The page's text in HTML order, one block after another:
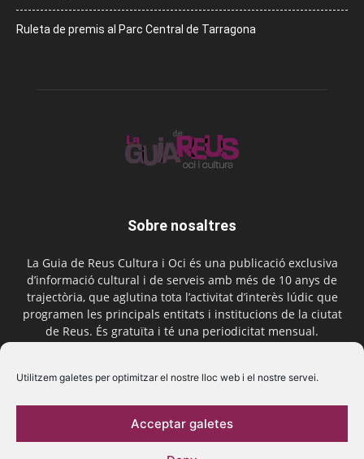
Utilitzem galetes per optimitzar el nostre lloc web i el nostre servei.
Acceptar galetes
Ruleta de premis al Parc Central de Tarragona
Sobre nosaltres
La Guia de Reus Cultura i Oci és una publicació exclusiva
d’informació cultural i de serveis amb més de 10 anys de
trajectòria, que aglutina tota l’activitat d’interès lúdic que
programen les principals entitats i institucions de la ciutat
de Reus. És gratuïta i té una periodicitat mensual.
Segueix-nos